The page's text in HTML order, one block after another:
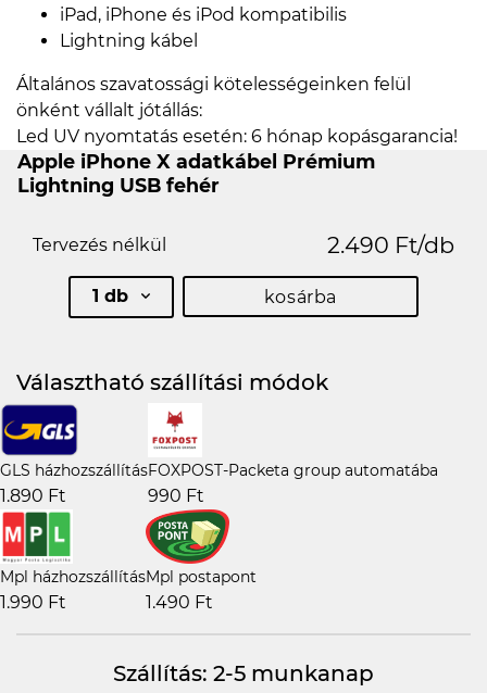
iPad, iPhone és iPod kompatibilis
Lightning kábel
Általános szavatossági kötelességeinken felül
önként vállalt jótállás:
Led UV nyomtatás esetén: 6 hónap kopásgarancia!
Apple iPhone X adatkábel Prémium
Lightning USB fehér
Tervezés nélkül 2.490 Ft/db
1 db kosárba
Választható szállítási módok
GLS házhozszállítás
1.890 Ft
FOXPOST-Packeta group automatába
990 Ft
Mpl házhozszállítás
1.990 Ft
Mpl postapont
1.490 Ft
Szállítás: 2-5 munkanap